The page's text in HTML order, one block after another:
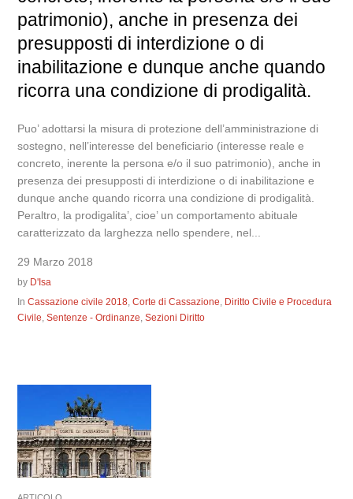
patrimonio), anche in presenza dei
presupposti di interdizione o di
inabilitazione e dunque anche quando
ricorra una condizione di prodigalità.
Puo’ adottarsi la misura di protezione dell’amministrazione di
sostegno, nell’interesse del beneficiario (interesse reale e
concreto, inerente la persona e/o il suo patrimonio), anche in
presenza dei presupposti di interdizione o di inabilitazione e
dunque anche quando ricorra una condizione di prodigalità.
Peraltro, la prodigalita’, cioe’ un comportamento abituale
caratterizzato da larghezza nello spendere, nel...
29 Marzo 2018
by D'Isa
InCassazione civile 2018 ,Corte di Cassazione Diritto Civile e Procedura
Civile ,Sentenze - Ordinanze ,Sezioni Diritto